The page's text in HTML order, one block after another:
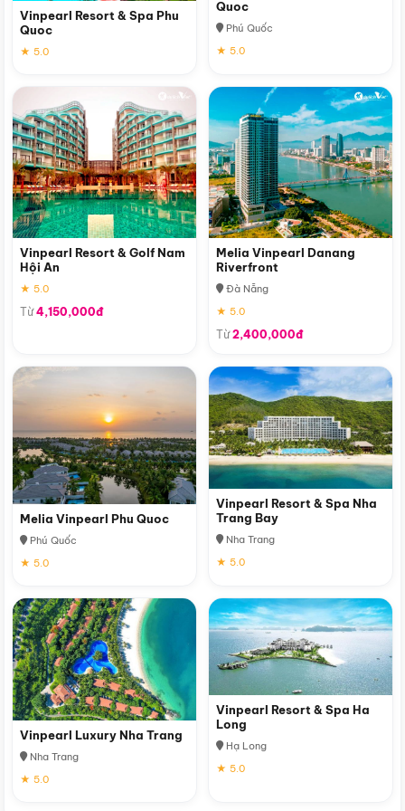
Vinpearl Resort & Spa Phu
Quoc
★ 5.0
Quoc
Phú Quốc
★ 5.0
Vinpearl Resort & Golf Nam
Hội An
★ 5.0
Từ4,150,000đ
Melia Vinpearl Danang
Riverfront
Đà Nẵng
★ 5.0
Từ2,400,000đ
Melia Vinpearl Phu Quoc
Phú Quốc
★ 5.0
Vinpearl Resort & Spa Nha
Trang Bay
Nha Trang
★ 5.0
Vinpearl Luxury Nha Trang
Nha Trang
★ 5.0
Vinpearl Resort & Spa Ha
Long
Hạ Long
★ 5.0